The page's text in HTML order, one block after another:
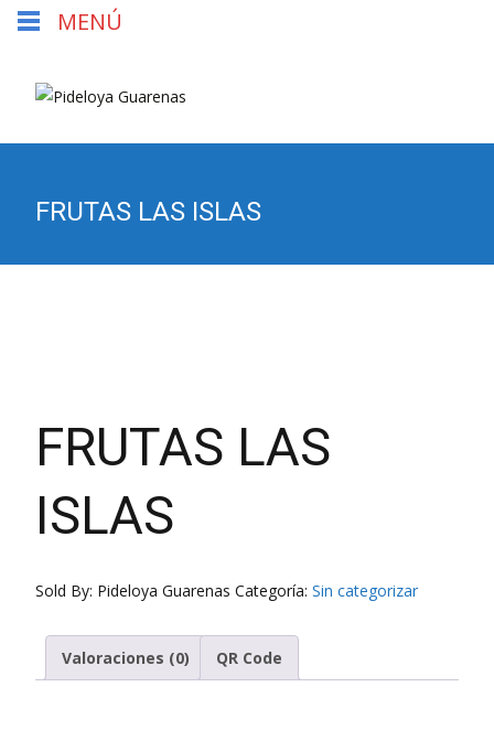
FRUTAS LAS ISLAS
FRUTAS LAS
ISLAS
Sold By: Pideloya Guarenas Categoría: Sin categorizar
Valoraciones (0) QR Code
MENÚ